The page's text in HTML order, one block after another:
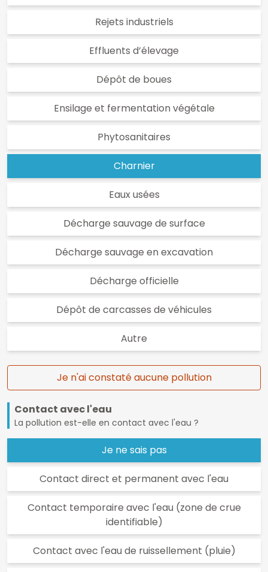
Rejets industriels
Effluents d’élevage
Dépôt de boues
Ensilage et fermentation végétale
Phytosanitaires
Charnier
Eaux usées
Décharge sauvage de surface
Décharge sauvage en excavation
Décharge officielle
Dépôt de carcasses de véhicules
Autre
Je n'ai constaté aucune pollution
Contact avec l'eau
La pollution est-elle en contact avec l'eau ?
Je ne sais pas
Contact direct et permanent avec l'eau
Contact temporaire avec l'eau (zone de crue
identifiable)
Contact avec l'eau de ruissellement (pluie)